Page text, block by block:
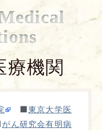
療機関
■東京大学医
がん研究会有明病